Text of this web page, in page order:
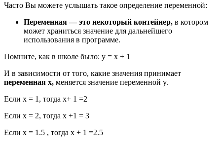
Часто Вы можете услышать такое определение переменной:
Переменная — это некоторый контейнер, в котором
может храниться значение для дальнейшего
использования в программе.
Помните, как в школе было: y = x + 1
И в зависимости от того, какие значения принимает
переменная x, меняется значение переменной y.
Если x = 1, тогда x+ 1 =2
Если x = 2, тогда x +1 = 3
Если х = 1.5 , тогда x + 1 =2.5